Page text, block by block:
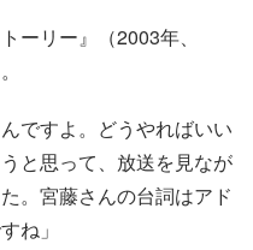
ーリー』（2003年、
ですよ。どうやればいい
と思って、放送を見なが
。宮藤さんの台詞はアド
ね」